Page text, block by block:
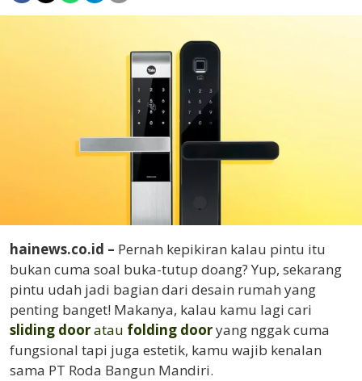
hainews.co.id – Pernah kepikiran kalau pintu itu
bukan cuma soal buka-tutup doang? Yup, sekarang
pintu udah jadi bagian dari desain rumah yang
penting banget! Makanya, kalau kamu lagi cari
sliding dooratau folding dooryang nggak cuma
fungsional tapi juga estetik, kamu wajib kenalan
sama PT Roda Bangun Mandiri.